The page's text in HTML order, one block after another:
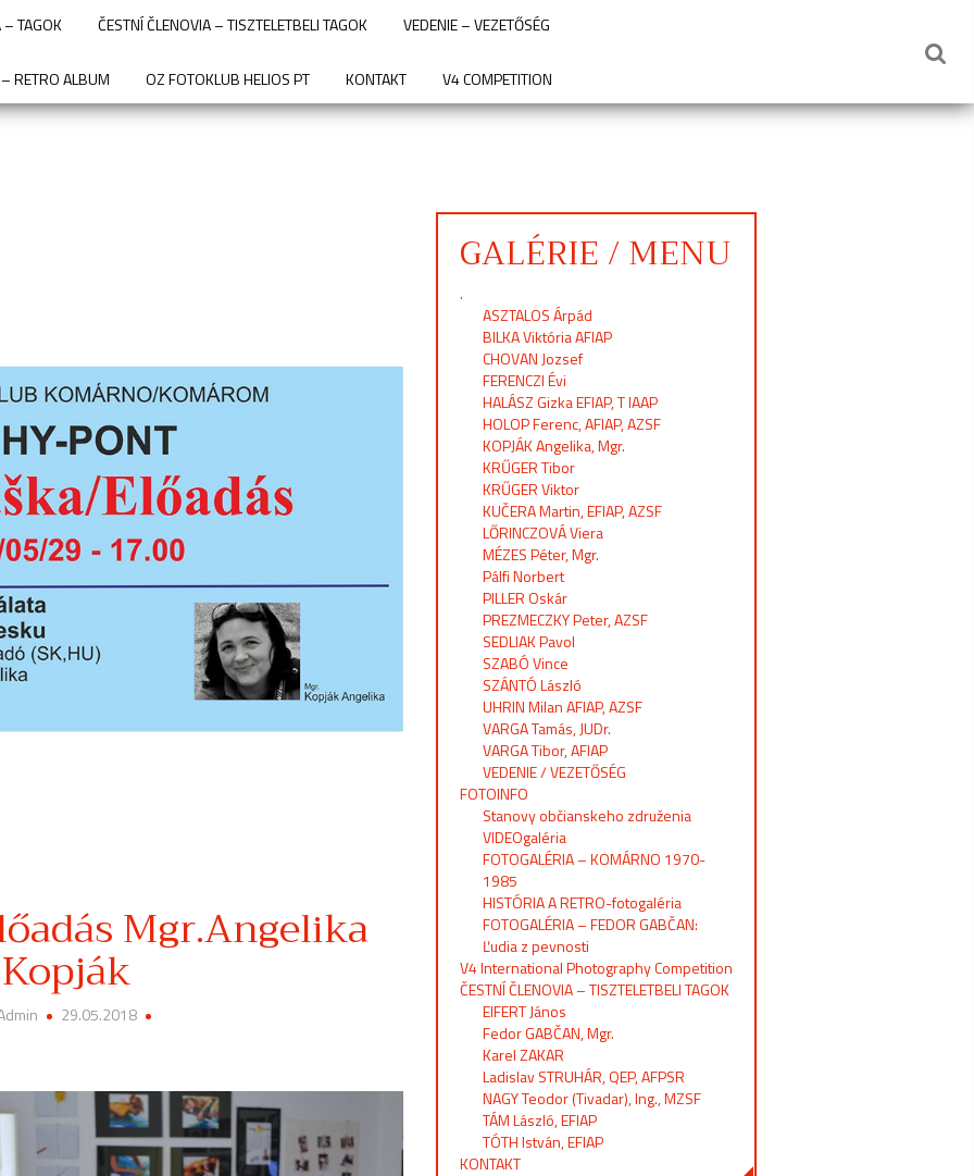
– TAGOK ČESTNÍ ČLENOVIA – TISZTELETBELI TAGOK VEDENIE – VEZETŐSÉG
RETRO ALBUM OZ FOTOKLUB HELIOS PT KONTAKT V4 COMPETITION
Mgr.Angelika
Kopják
29.05.2018
GALÉRIE / MENU
.
ASZTALOS Árpád
BILKA Viktória AFIAP
CHOVAN Jozsef
FERENCZI Évi
HALÁSZ Gizka EFIAP, T IAAP
HOLOP Ferenc, AFIAP, AZSF
KOPJÁK Angelika, Mgr.
KRŰGER Tibor
KRŰGER Viktor
KUČERA Martin, EFIAP, AZSF
LŐRINCZOVÁ Viera
MÉZES Péter, Mgr.
Pálfi Norbert
PILLER Oskár
PREZMECZKY Peter, AZSF
SEDLIAK Pavol
SZABÓ Vince
SZÁNTÓ László
UHRIN Milan AFIAP, AZSF
VARGA Tamás, JUDr.
VARGA Tibor, AFIAP
VEDENIE / VEZETŐSÉG
FOTOINFO
Stanovy občianskeho združenia
VIDEOgaléria
FOTOGALÉRIA – KOMÁRNO 1970-
1985
HISTÓRIA A RETRO-fotogaléria
FOTOGALÉRIA – FEDOR GABČAN:
Ľudia z pevnosti
V4 International Photography Competition
ČESTNÍ ČLENOVIA – TISZTELETBELI TAGOK
EIFERT János
Fedor GABČAN, Mgr.
Karel ZAKAR
Ladislav STRUHÁR, QEP, AFPSR
NAGY Teodor (Tivadar), Ing., MZSF
TÁM László, EFIAP
TÓTH István, EFIAP
KONTAKT